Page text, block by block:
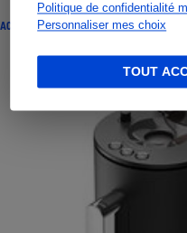
Politique de confidentialité
Personnaliser mes choix
TOUT
ACTUALITÉ